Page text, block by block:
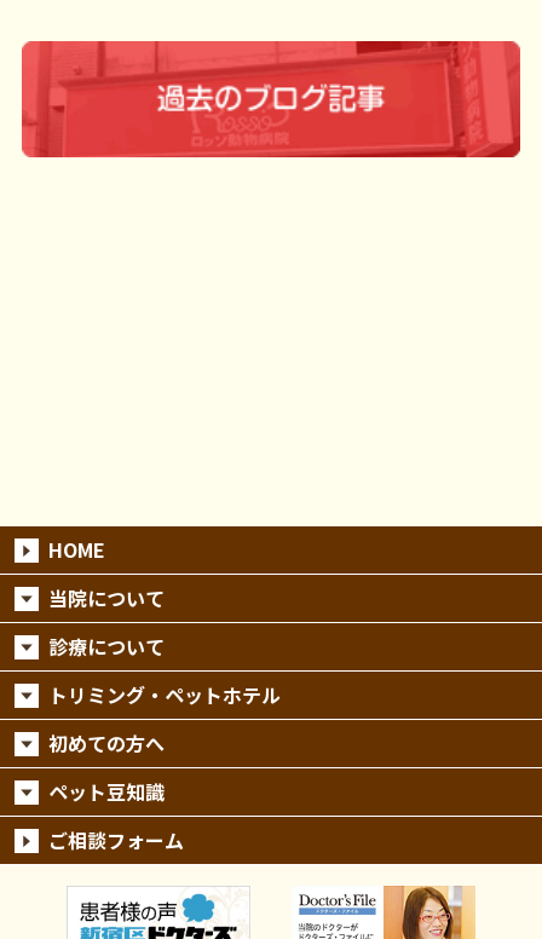
HOME
当院について
診療について
トリミング・ペットホテル
初めての方へ
ペット豆知識
ご相談フォーム